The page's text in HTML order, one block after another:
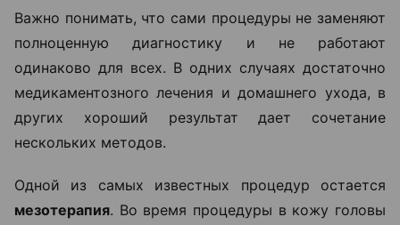
Важно понимать, что сами процедуры не заменяют
полноценную диагностику и не работают
одинаково для всех. В одних случаях достаточно
медикаментозного лечения и домашнего ухода, в
других хороший результат дает сочетание
нескольких методов.
Одной из самых известных процедур остается
мезотерапия. Во время процедуры в кожу головы